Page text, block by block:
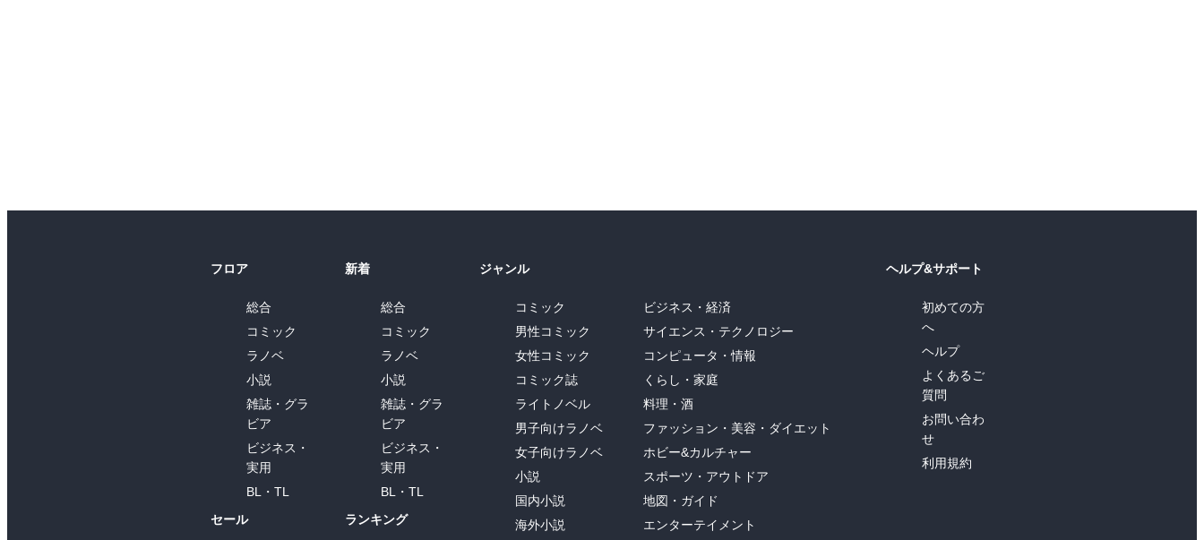
フロア
総合
コミック
ラノベ
小説
雑誌・グラ
ビア
ビジネス・
実用
BL・TL
セール
新着
総合
コミック
ラノベ
小説
雑誌・グラ
ビア
ビジネス・
実用
BL・TL
ランキング
ジャンル
コミック
男性コミック
女性コミック
コミック誌
ライトノベル
男子向けラノベ
女子向けラノベ
小説
国内小説
海外小説
ビジネス・経済
サイエンス・テクノロジー
コンピュータ・情報
くらし・家庭
料理・酒
ファッション・美容・ダイエット
ホビー&カルチャー
スポーツ・アウトドア
地図・ガイド
エンターテイメント
ヘルプ&サポート
初めての方
へ
ヘルプ
よくあるご
質問
お問い合わ
せ
利用規約